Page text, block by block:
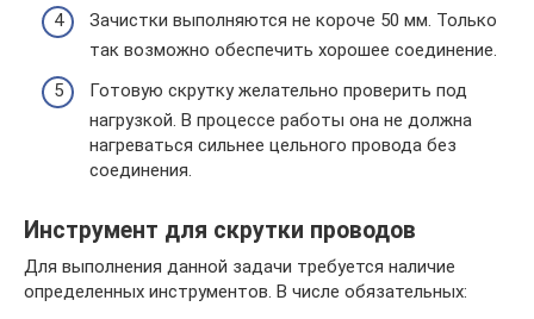
Зачистки выполняются не короче 50 мм. Только
так возможно обеспечить хорошее соединение.
Готовую скрутку желательно проверить под
нагрузкой. В процессе работы она не должна
нагреваться сильнее цельного провода без
соединения.
Инструмент для скрутки проводов
Для выполнения данной задачи требуется наличие
определенных инструментов. В числе обязательных: